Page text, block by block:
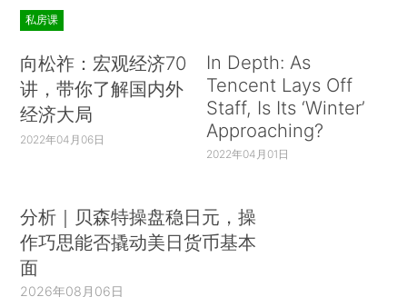
私房课
向松祚：宏观经济70
讲，带你了解国内外
经济大局
2022年04月06日
In Depth: As
Tencent Lays Off
Staff, Is Its ‘Winter’
Approaching?
2022年04月01日
分析｜贝森特操盘稳日元，操
作巧思能否撬动美日货币基本
面
2026年08月06日